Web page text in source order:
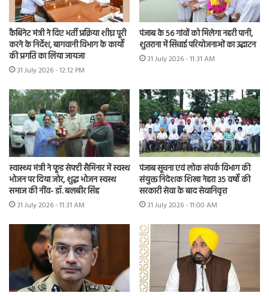
कैबिनेट मंत्री ने दिए भर्ती प्रक्रिया शीघ्र पूरी
करने के निर्देश, बागवानी विभाग के कार्यों
की प्रगति का लिया जायजा
31 July 2026 - 12:12 PM
पंजाब के 56 गांवों को मिलेगा नहरी पानी,
शुतराना में सिंचाई परियोजनाओं का उद्घाटन
31 July 2026 - 11:31 AM
स्वास्थ्य मंत्री ने फूड सेफ्टी सैमिनार में स्वस्थ
भोजन पर दिया जोर, शुद्ध भोजन स्वस्थ
समाज की नींव- डॉ. बलबीर सिंह
31 July 2026 - 11:31 AM
पंजाब सूचना एवं लोक संपर्क विभाग की
संयुक्त निदेशक शिखा नेहरा 35 वर्षों की
सरकारी सेवा के बाद सेवानिवृत्त
31 July 2026 - 11:00 AM